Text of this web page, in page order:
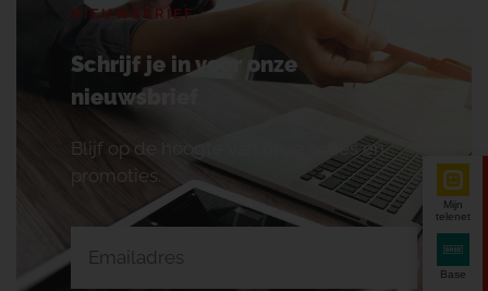
NIEUWSBRIEF
Schrijf je in voor onze
nieuwsbrief
Blijf op de hoogte van onze acties en
promoties.
Mijn
telenet
Base